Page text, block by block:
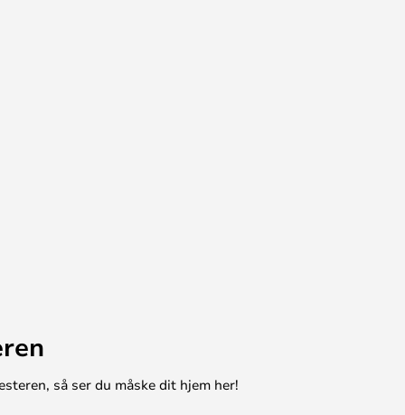
så ser du måske dit hjem her!